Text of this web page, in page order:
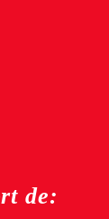
de: